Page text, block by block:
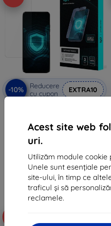
Acest site web
uri.
Utilizăm module cookie
Unele sunt esențiale
site-ului, în timp ce
traficul și să
reclamele.
-10%
Reducere
cu cupon
EXTRA10
110 lei
99 lei